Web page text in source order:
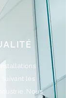
suivant les
Nous